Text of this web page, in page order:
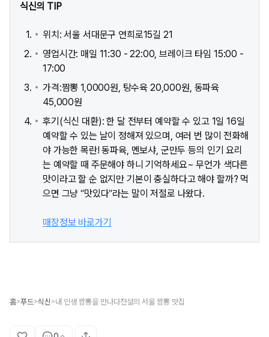
식신의 TIP
위치: 서울 서대문구 연희로15길 21
영업시간: 매일 11:30 - 22:00, 브레이크 타임 15:00 -
17:00
가격:짬뽕 1,0000원, 탕수육 20,000원, 동파육
45,000원
후기(식신 대환): 한 달 전부터 예약할 수 있고 1일 16일
예약할 수 있는 날이 정해져 있으며, 여러 번 많이 전화해
야 가능한 목란! 동파육, 멘보샤, 군만두 등의 인기 요리
는 예약할 때 주문해야 하니 기억하세요~ 무언가 색다른
맛이라고 할 순 없지만 기본이 충실하다고 해야 할까? 먹
으면 그냥 “맛있다”라는 말이 저절로 나왔다.
매장정보 바로가기
홈>푸드>식신 >내 인생 짬뽕을 만나다전설의 서울 짬뽕 맛집